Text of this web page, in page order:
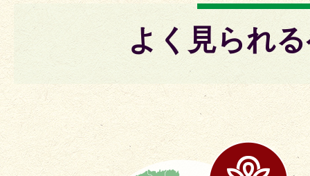
よく見られ